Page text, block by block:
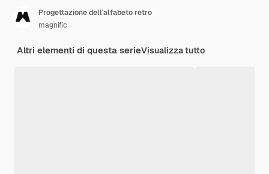
Progettazione dell'alfabeto retro
magnific
Altri elementi di questa serieVisualizza tutto